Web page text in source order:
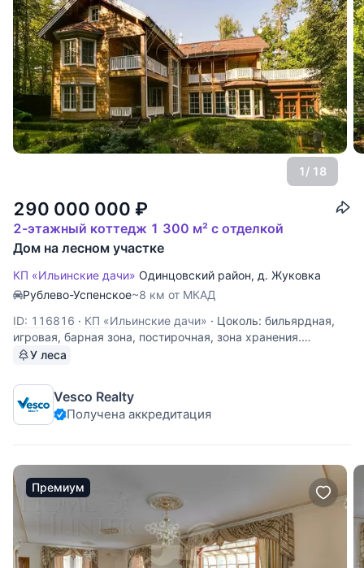
1/ 18
290 000 000 ₽
2-этажный коттедж 1 300 м² с отделкой
Дом на лесном участке
КП «Ильинские дачи» Одинцовский район, д. Жуковка
Рублево-Успенское~8 км от МКАД
ID: 116816 · КП «Ильинские дачи» · Цоколь: бильярдная,
игровая, барная зона, постирочная, зона хранения.
Технические помещения; 1 этаж: прихожая, гардероб, с/у,
СПА: с/у, просторный хамам, сауна, бассейн с глубиной до
3х метров,
У леса
Vesco Realty
Получена аккредитация
Премиум